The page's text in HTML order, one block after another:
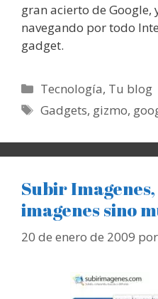
gran acierto de
navegando por todo
gadget.
Categorías
Tecnología, Tu blog
Etiquetas
Gadgets, gizmo,
Subir
imagenes sino
20 de enero de 2009 por